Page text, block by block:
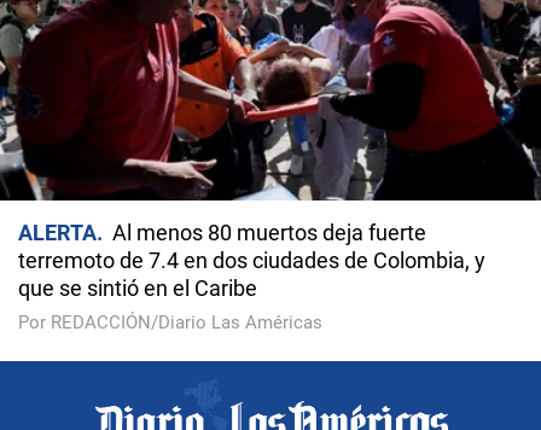
ALERTA
Al menos 80 muertos deja fuerte
terremoto de 7.4 en dos ciudades de Colombia, y
que se sintió en el Caribe
Por REDACCIÓN/Diario Las Américas